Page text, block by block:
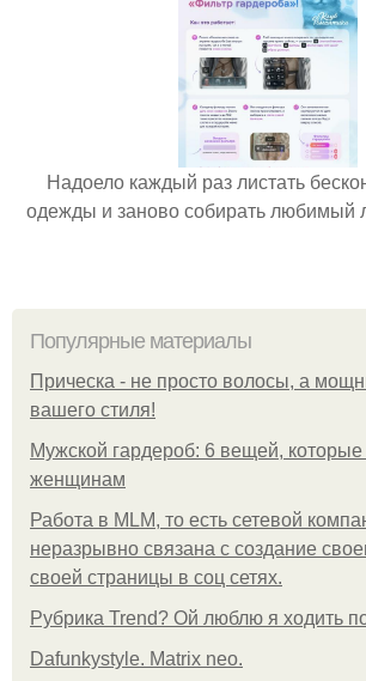
Надоело каждый раз листать
одежды и заново собирать любимый
Популярные материалы
Прическа - не просто волосы, а
вашего стиля!
Мужской гардероб: 6 вещей, которые
женщинам
Работа в MLM, то есть сетевой
неразрывно связана с создание
своей страницы в соц сетях.
Рубрика Trend? Ой люблю я ходить
Dafunkystyle. Matrix neo.